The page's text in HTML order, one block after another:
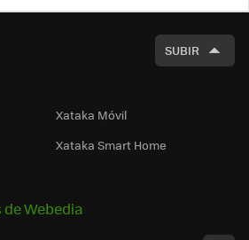
SUBIR
Xataka Móvil
Xataka Smart Home
Webedia